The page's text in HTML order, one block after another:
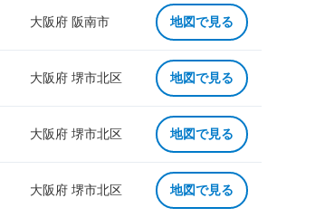
大阪府 阪南市 地図で見る
大阪府 堺市北区 地図で見る
大阪府 堺市北区 地図で見る
大阪府 堺市北区 地図で見る